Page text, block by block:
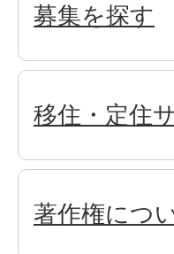
募集を探す
移住・定住
著作権につ